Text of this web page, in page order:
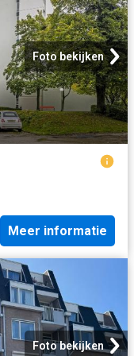
Foto bekijken
Meer informatie
Foto bekijken